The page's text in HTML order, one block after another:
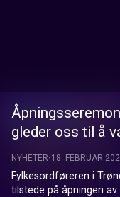
gleder oss til å
NYHETER 18. FEBRUAR
Fylkesordføreren i
tilstede på åpningen